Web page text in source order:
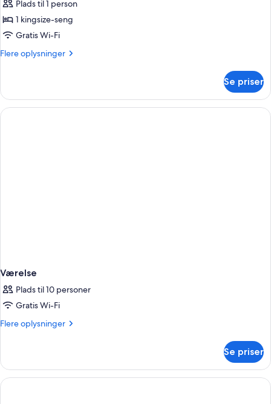
til
1
-
Plads til 1 person
1 kingsize-seng
Gratis Wi-Fi
Flere oplysninger
Flere
dobbeltværelse
til
1
Se priser
Værelse
Plads til 10 personer
Gratis Wi-Fi
Flere oplysninger
Flere
Se priser